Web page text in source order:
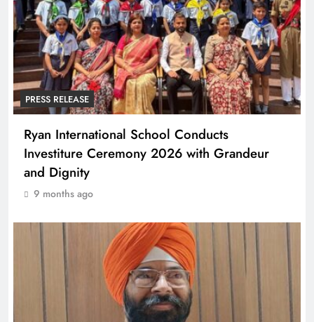
PRESS RELEASE
Ryan International School Conducts
Investiture Ceremony 2026 with Grandeur
and Dignity
9 months ago